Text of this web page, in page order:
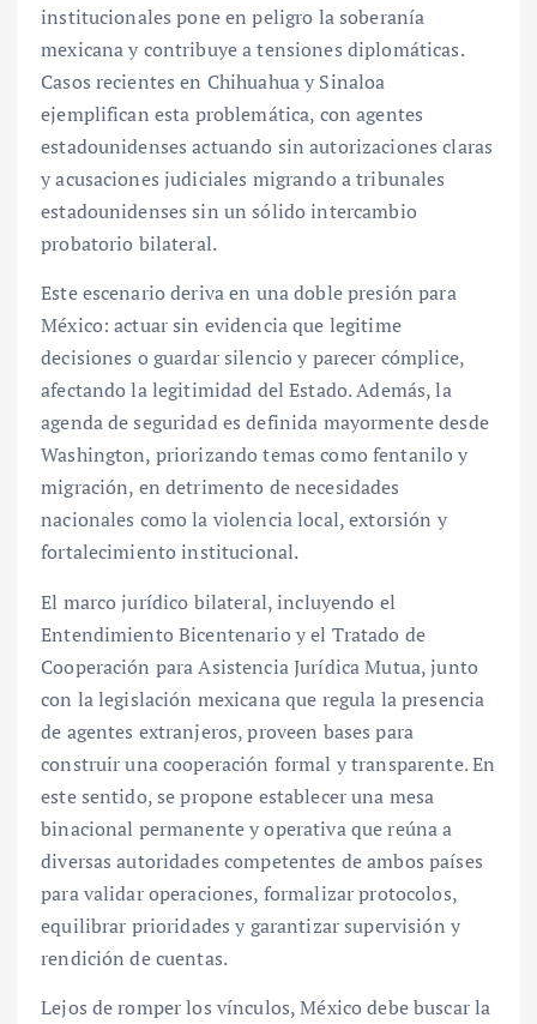
institucionales pone en peligro la soberanía
mexicana y contribuye a tensiones diplomáticas.
Casos recientes en Chihuahua y Sinaloa
ejemplifican esta problemática, con agentes
estadounidenses actuando sin autorizaciones claras
y acusaciones judiciales migrando a tribunales
estadounidenses sin un sólido intercambio
probatorio bilateral.
Este escenario deriva en una doble presión para
México: actuar sin evidencia que legitime
decisiones o guardar silencio y parecer cómplice,
afectando la legitimidad del Estado. Además, la
agenda de seguridad es definida mayormente desde
Washington, priorizando temas como fentanilo y
migración, en detrimento de necesidades
nacionales como la violencia local, extorsión y
fortalecimiento institucional.
El marco jurídico bilateral, incluyendo el
Entendimiento Bicentenario y el Tratado de
Cooperación para Asistencia Jurídica Mutua, junto
con la legislación mexicana que regula la presencia
de agentes extranjeros, proveen bases para
construir una cooperación formal y transparente. En
este sentido, se propone establecer una mesa
binacional permanente y operativa que reúna a
diversas autoridades competentes de ambos países
para validar operaciones, formalizar protocolos,
equilibrar prioridades y garantizar supervisión y
rendición de cuentas.
Lejos de romper los vínculos, México debe buscar la